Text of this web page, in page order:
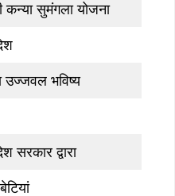
कन्या सुमंगला योजना
उज्जवल भविष्य
सरकार द्वारा